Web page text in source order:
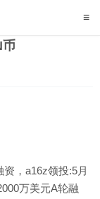
，a16z领投:5月
万美元A轮融